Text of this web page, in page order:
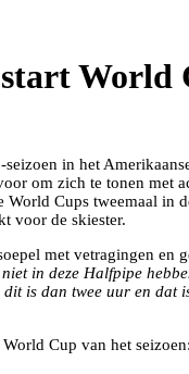
World
in het
om zich te tonen
Cups tweemaal
voor de skiester.
met vetragingen
in deze Halfpipe
is dan twee uur en
Cup van het seizoen: